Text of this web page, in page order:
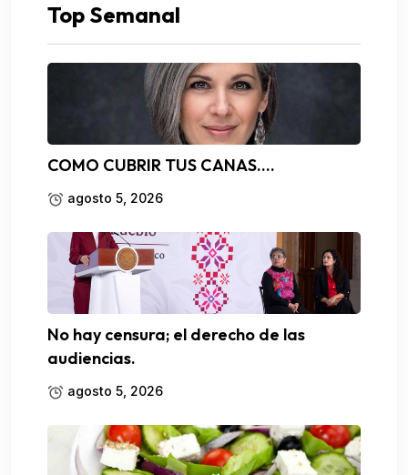
Top Semanal
COMO CUBRIR TUS CANAS….
agosto 5, 2026
No hay censura; el derecho de las
audiencias.
agosto 5, 2026